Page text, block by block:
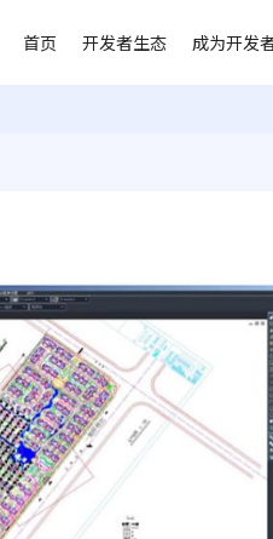
首页 开发者生态 成为开发